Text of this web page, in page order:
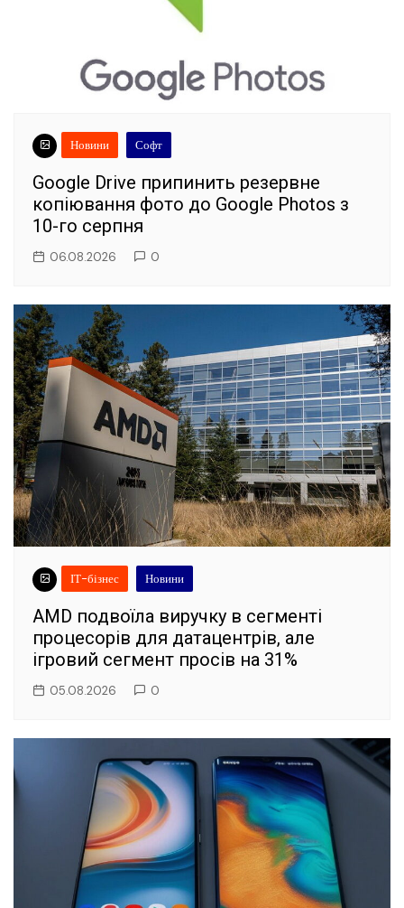
Новини Софт
Google Drive припинить резервне
копіювання фото до Google Photos з
10-го серпня
06.08.2026 0
ІТ-бізнес Новини
AMD подвоїла виручку в сегменті
процесорів для датацентрів, але
ігровий сегмент просів на 31%
05.08.2026 0